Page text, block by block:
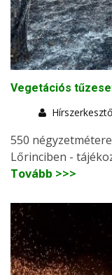
Vegetációs
550
Lőrinciben -
Tovább >>>